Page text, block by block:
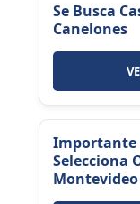
Se Busca
Canelones
Importante
Selecciona
Montevideo